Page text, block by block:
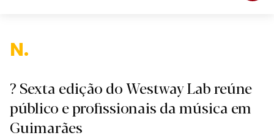
Nacio
? Sexta edição do Westway Lab reúne
público e profissionais da música em
Guimarães